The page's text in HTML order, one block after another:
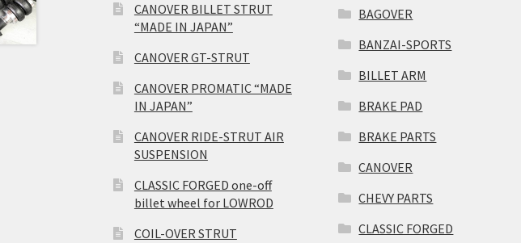
CANOVER BILLET STRUT
“MADE IN JAPAN”
CANOVER GT-STRUT
CANOVER PROMATIC “MADE
IN JAPAN”
CANOVER RIDE-STRUT AIR
SUSPENSION
CLASSIC FORGED one-off
billet wheel for LOWROD
COIL-OVER STRUT
BAGOVER
BANZAI-SPORTS
BILLET ARM
BRAKE PAD
BRAKE PARTS
CANOVER
CHEVY PARTS
CLASSIC FORGED